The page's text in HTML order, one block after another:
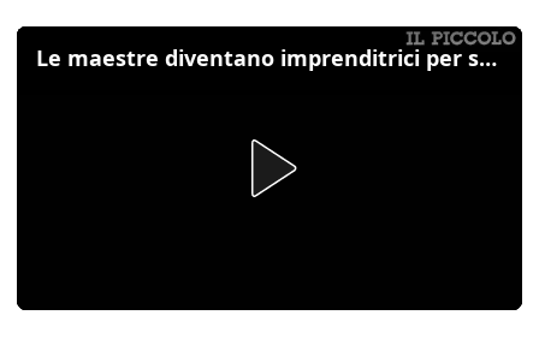
Le maestre diventano imprenditrici per salvare la scuola Sant'Angela Merici di Gorizia